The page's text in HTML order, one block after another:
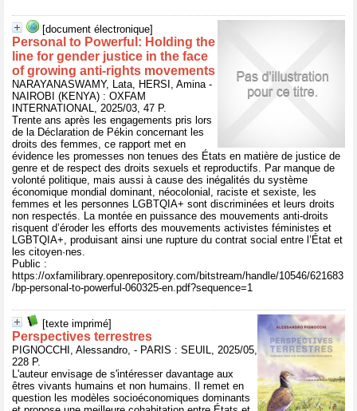
[document électronique]
Personal to Powerful: Holding the
line for gender justice in the face
of growing anti-rights movements
NARAYANASWAMY, Lata, HERSI, Amina -
NAIROBI (KENYA) : OXFAM
INTERNATIONAL, 2025/03, 47 P.
Trente ans après les engagements pris lors
de la Déclaration de Pékin concernant les
droits des femmes, ce rapport met en
évidence les promesses non tenues des États en matière de justice de
genre et de respect des droits sexuels et reproductifs. Par manque de
volonté politique, mais aussi à cause des inégalités du système
économique mondial dominant, néocolonial, raciste et sexiste, les
femmes et les personnes LGBTQIA+ sont discriminées et leurs droits
non respectés. La montée en puissance des mouvements anti-droits
risquent d’éroder les efforts des mouvements activistes féministes et
LGBTQIA+, produisant ainsi une rupture du contrat social entre l’État et
les citoyen·nes.
Public :
https://oxfamilibrary.openrepository.com/bitstream/handle/10546/621683
/bp-personal-to-powerful-060325-en.pdf?sequence=1
[texte imprimé]
Perspectives terrestres
PIGNOCCHI, Alessandro, - PARIS : SEUIL, 2025/05,
228 P.
L'auteur envisage de s'intéresser davantage aux
êtres vivants humains et non humains. Il remet en
question les modèles socioéconomiques dominants